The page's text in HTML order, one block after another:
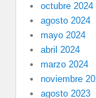
octubre 2024
agosto 2024
mayo 2024
abril 2024
marzo 2024
noviembre
agosto 2023